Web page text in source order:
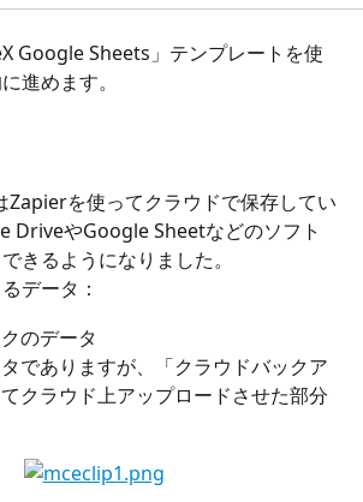
Google Sheets」テンプレートを使
進めます。
Zapierを使ってクラウドで保存してい
DriveやGoogle Sheetなどのソフト
きるようになりました。
データ：
のデータ
でありますが、「クラウドバックア
クラウド上アップロードさせた部分